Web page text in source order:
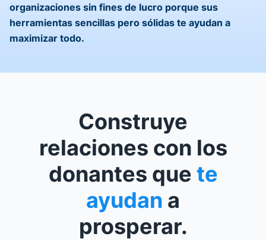
organizaciones sin fines de lucro porque sus
herramientas sencillas pero sólidas te ayudan a
maximizar todo.
Construye
relaciones con los
donantes que te
ayudan a
prosperar.